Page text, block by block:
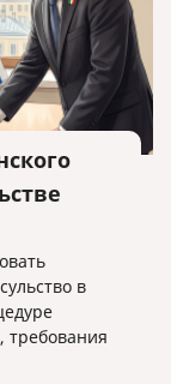
в
требования